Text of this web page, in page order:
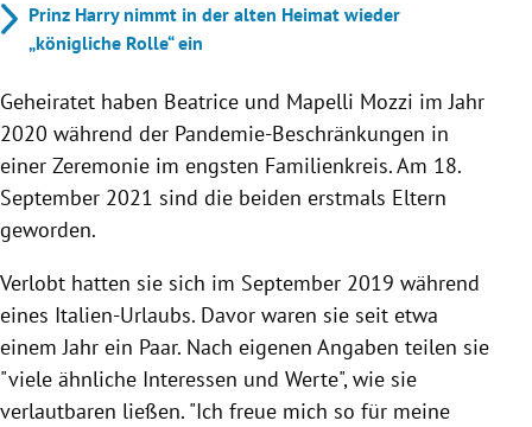
Prinz Harry nimmt in der alten Heimat wieder
„königliche Rolle“ ein
Geheiratet haben Beatrice und Mapelli Mozzi im Jahr
2020 während der Pandemie-Beschränkungen in
einer Zeremonie im engsten Familienkreis. Am 18.
September 2021 sind die beiden erstmals Eltern
geworden.
Verlobt hatten sie sich im September 2019 während
eines Italien-Urlaubs. Davor waren sie seit etwa
einem Jahr ein Paar. Nach eigenen Angaben teilen sie
"viele ähnliche Interessen und Werte", wie sie
verlautbaren ließen. "Ich freue mich so für meine